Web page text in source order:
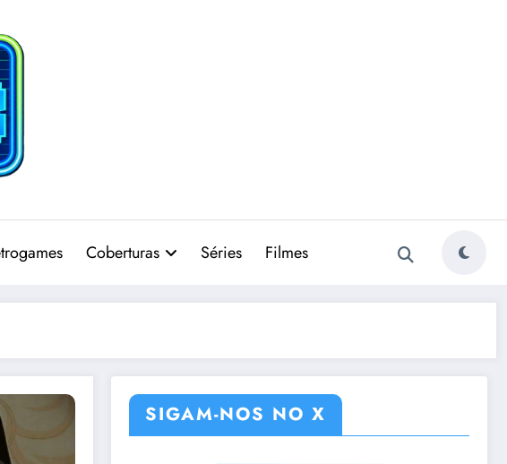
Coberturas Séries Filmes
SIGAM-NOS NO X